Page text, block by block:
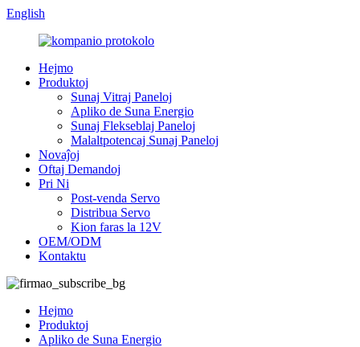
English
Hejmo
Produktoj
Sunaj Vitraj Paneloj
Apliko de Suna Energio
Sunaj Flekseblaj Paneloj
Malaltpotencaj Sunaj Paneloj
Novaĵoj
Oftaj Demandoj
Pri Ni
Post-venda Servo
Distribua Servo
Kion faras la 12V
OEM/ODM
Kontaktu
Hejmo
Produktoj
Apliko de Suna Energio